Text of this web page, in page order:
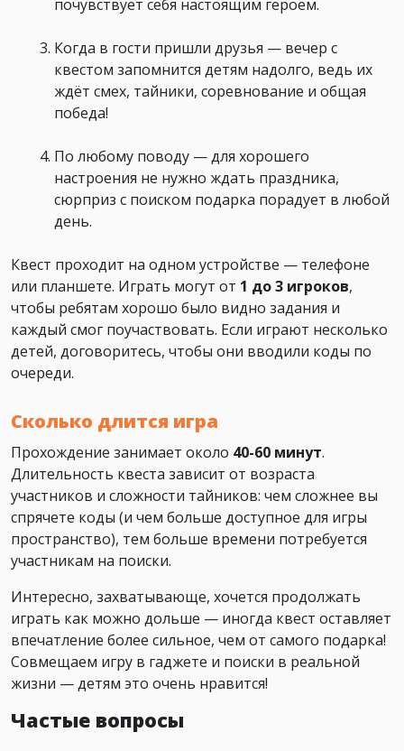
почувствует себя настоящим героем.
Когда в гости пришли друзья — вечер с
квестом запомнится детям надолго, ведь их
ждёт смех, тайники, соревнование и общая
победа!
По любому поводу — для хорошего
настроения не нужно ждать праздника,
сюрприз с поиском подарка порадует в любой
день.
Квест проходит на одном устройстве — телефоне
или планшете. Играть могут от 1 до 3 игроков,
чтобы ребятам хорошо было видно задания и
каждый смог поучаствовать. Если играют несколько
детей, договоритесь, чтобы они вводили коды по
очереди.
Сколько длится игра
Прохождение занимает около 40-60 минут.
Длительность квеста зависит от возраста
участников и сложности тайников: чем сложнее вы
спрячете коды (и чем больше доступное для игры
пространство), тем больше времени потребуется
участникам на поиски.
Интересно, захватывающе, хочется продолжать
играть как можно дольше — иногда квест оставляет
впечатление более сильное, чем от самого подарка!
Совмещаем игру в гаджете и поиски в реальной
жизни — детям это очень нравится!
Частые вопросы